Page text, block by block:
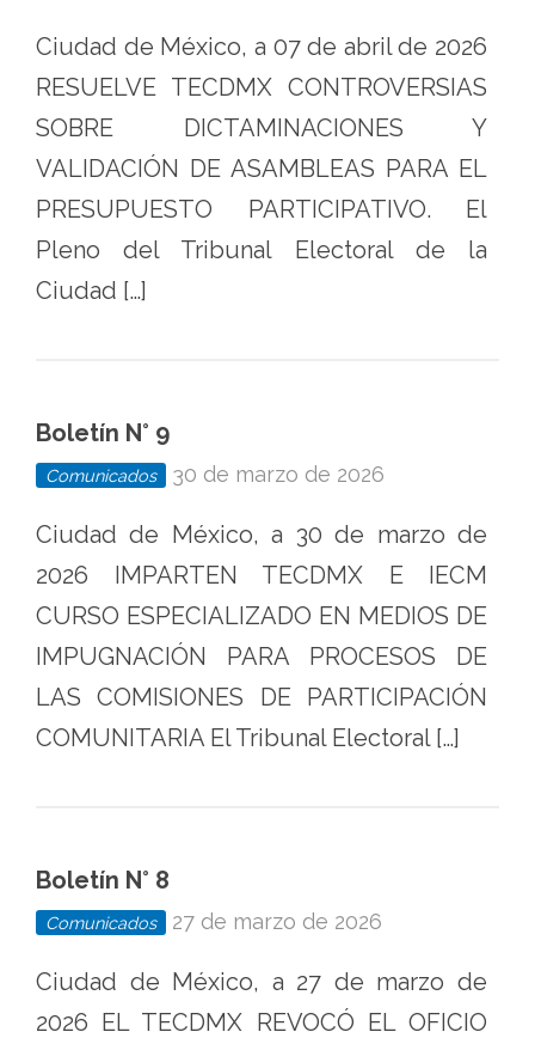
Ciudad de México, a 07 de abril de 2026
RESUELVE TECDMX CONTROVERSIAS
SOBRE DICTAMINACIONES Y
VALIDACIÓN DE ASAMBLEAS PARA EL
PRESUPUESTO PARTICIPATIVO. El
Pleno del Tribunal Electoral de la
Ciudad […]
Boletín N° 9
Comunicados 30 de marzo de 2026
Ciudad de México, a 30 de marzo de
2026 IMPARTEN TECDMX E IECM
CURSO ESPECIALIZADO EN MEDIOS DE
IMPUGNACIÓN PARA PROCESOS DE
LAS COMISIONES DE PARTICIPACIÓN
COMUNITARIA El Tribunal Electoral […]
Boletín N° 8
Comunicados 27 de marzo de 2026
Ciudad de México, a 27 de marzo de
2026 EL TECDMX REVOCÓ EL OFICIO